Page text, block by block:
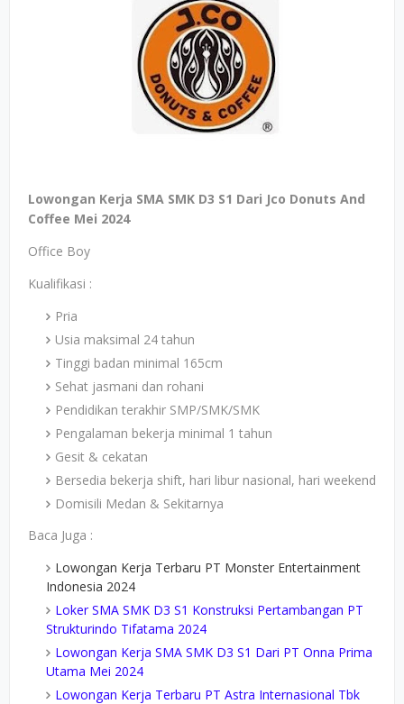
Lowongan Kerja SMA SMK D3 S1 Dari Jco Donuts And
Coffee Mei 2024
Office Boy
Kualifikasi :
Pria
Usia maksimal 24 tahun
Tinggi badan minimal 165cm
Sehat jasmani dan rohani
Pendidikan terakhir SMP/SMK/SMK
Pengalaman bekerja minimal 1 tahun
Gesit & cekatan
Bersedia bekerja shift, hari libur nasional, hari weekend
Domisili Medan & Sekitarnya
Baca Juga :
Lowongan Kerja Terbaru PT Monster Entertainment
Indonesia 2024
Loker SMA SMK D3 S1 Konstruksi Pertambangan PT
Strukturindo Tifatama 2024
Lowongan Kerja SMA SMK D3 S1 Dari PT Onna Prima
Utama Mei 2024
Lowongan Kerja Terbaru PT Astra Internasional Tbk